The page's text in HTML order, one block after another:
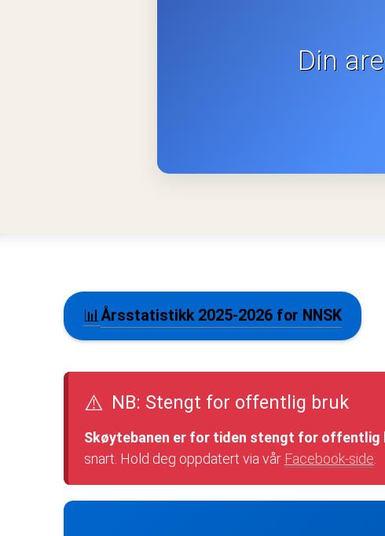
Din
📊 Årsstatistikk 2025-2026 for NNSK
⚠️ NB: Stengt for offentlig bruk
Skøytebanen er for tiden stengt for offentlig
snart. Hold deg oppdatert via vår Facebook-side